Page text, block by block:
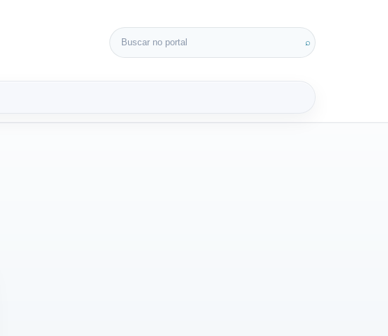
Buscar por: ⌕